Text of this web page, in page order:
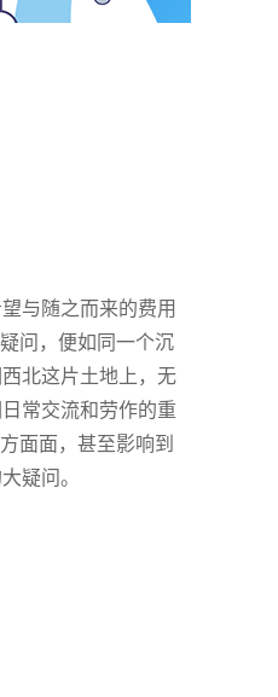
与随之而来的费用
问，便如同一个沉
北这片土地上，无
常交流和劳作的重
面面，甚至影响到
疑问。